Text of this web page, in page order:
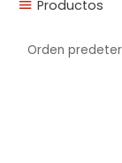
Productos